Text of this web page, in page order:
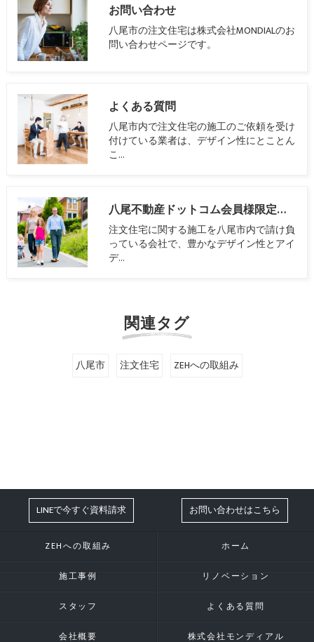
お問い合わせ
八尾市の注文住宅は株式会社MONDIALのお
問い合わせページです。
よくある質問
八尾市内で注文住宅の施工のご依頼を受け
付けている業者は、デザイン性にとことん
こ…
八尾不動産ドットコム会員様限定ページ
注文住宅に関する施工を八尾市内で請け負
っている会社で、豊かなデザイン性とアイ
デ…
関連タグ
八尾市 注文住宅 ZEHへの取組み
LINEで今すぐ資料請求 お問い合わせはこちら
ZEHへの取組み ホーム
施工事例 リノベーション
スタッフ よくある質問
会社概要 株式会社モンディアル